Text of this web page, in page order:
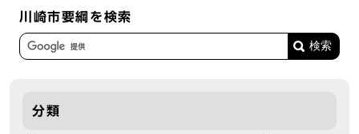
川崎市要綱を検索
分類